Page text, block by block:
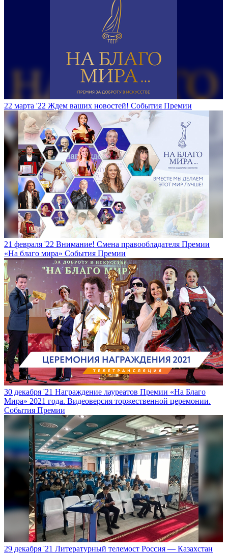
22 марта '22 Ждем ваших новостей! События Премии
21 февраля '22 Внимание! Смена правообладателя Премии
«На благо мира» События Премии
30 декабря '21 Награждение лауреатов Премии «На Благо
Мира» 2021 года. Видеоверсия торжественной церемонии.
События Премии
29 декабря '21 Литературный телемост Россия — Казахстан